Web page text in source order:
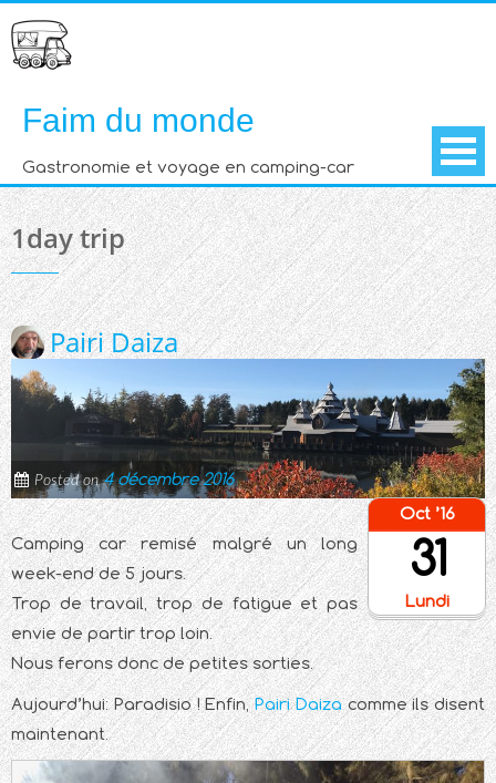
to
content
Faim du monde
Gastronomie et voyage en camping-car
1day trip
Pairi Daiza
Posted on4 décembre 2016
Lundi
Oct ’16
31
Camping car remisé malgré un long
week-end de 5 jours.
Trop de travail, trop de fatigue et pas
envie de partir trop loin.
Nous ferons donc de petites sorties.
Aujourd’hui: Paradisio ! Enfin,Pairi Daizacomme ils disent
maintenant.